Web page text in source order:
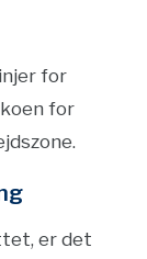
for
for
er det